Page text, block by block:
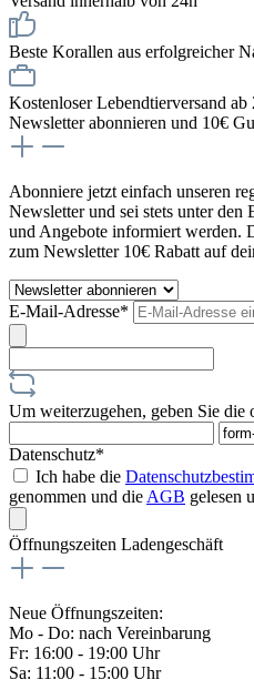
Beste Korallen aus erfolgreicher
Kostenloser Lebendtierversand ab
Newsletter abonnieren und 10€
Abonniere jetzt einfach unseren
Newsletter und sei stets unter den
und Angebote informiert werden.
zum Newsletter 10€ Rabatt auf
E-Mail-Adresse*
Um weiterzugehen, geben Sie die
Datenschutz*
Ich habe die
genommen und die AGB gelesen
Öffnungszeiten Ladengeschäft
Neue Öffnungszeiten:
Mo - Do: nach Vereinbarung
Fr: 16:00 - 19:00 Uhr
Sa: 11:00 - 15:00 Uhr